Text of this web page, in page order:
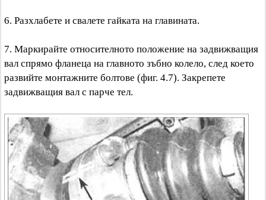
6. Разхлабете и свалете гайката на главината.
7. Маркирайте относителното положение на задвижващия
вал спрямо фланеца на главното зъбно колело, след което
развийте монтажните болтове (фиг. 4.7). Закрепете
задвижващия вал с парче тел.